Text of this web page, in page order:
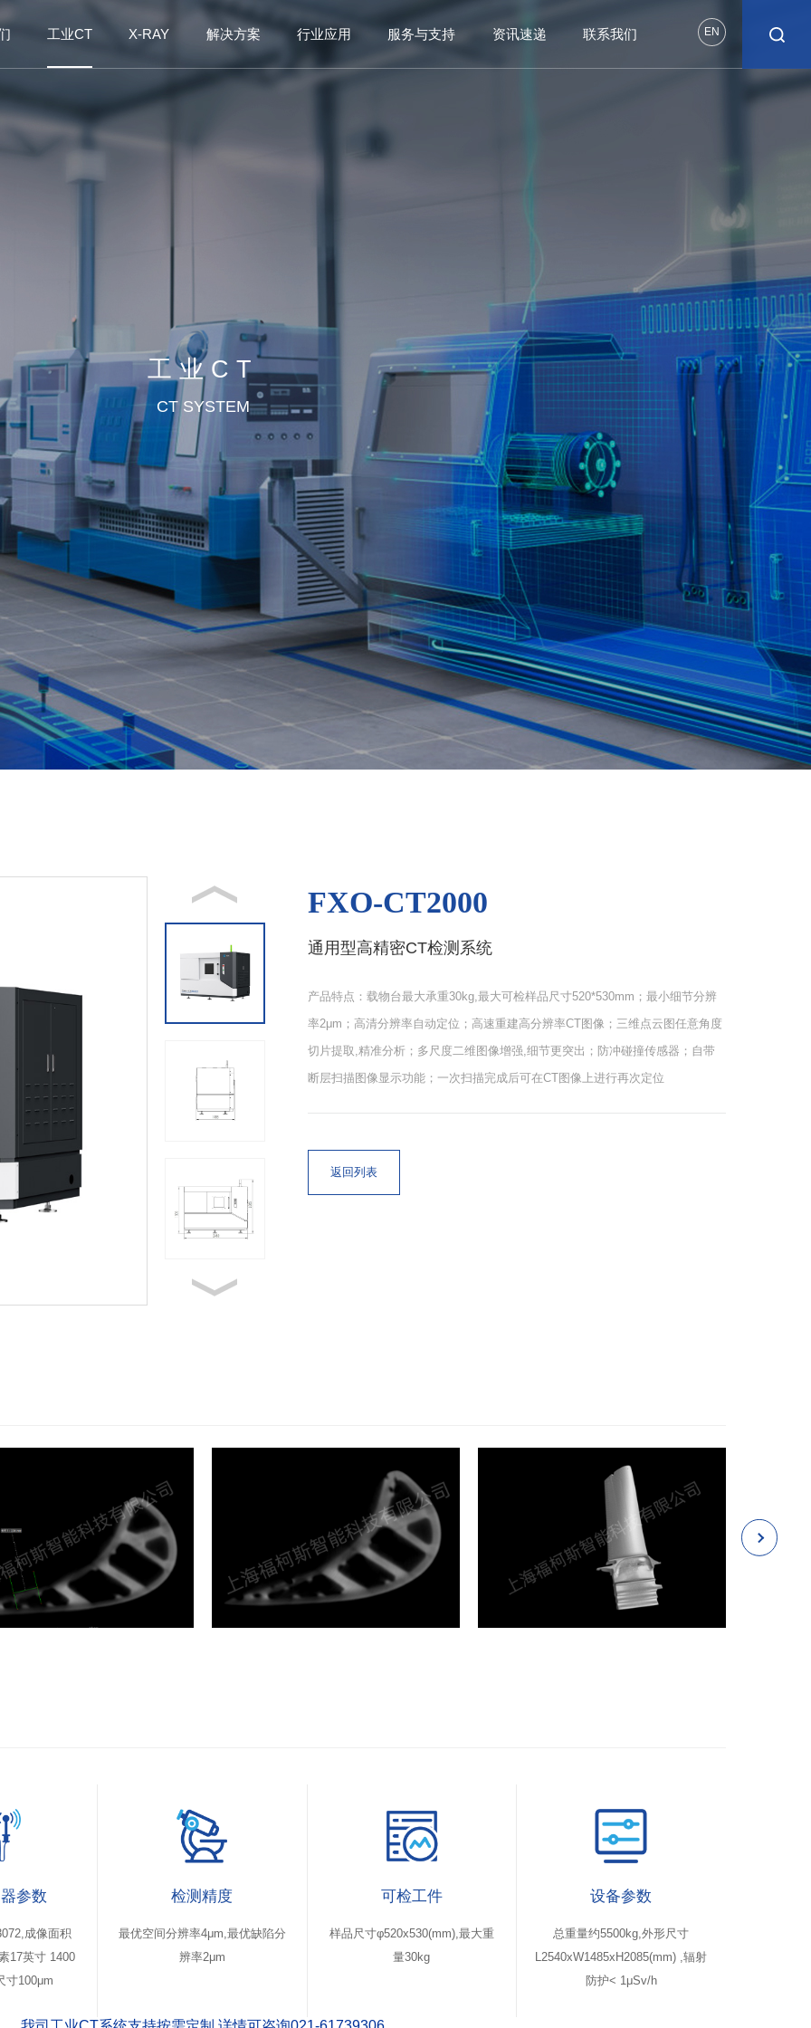
EN
工业CT X-RAY 解决方案 行业应用 服务与支持 资讯速递 联系我们
工业CT
CT SYSTEM
FXO-CT2000
通用型高精密CT检测系统
产品特点：载物台最大承重30kg,最大可检样品尺寸520*530mm；最小细节分辨
率2μm；高清分辨率自动定位；高速重建高分辨率CT图像；三维点云图任意角度
切片提取,精准分析；多尺度二维图像增强,细节更突出；防冲碰撞传感器；自带
断层扫描图像显示功能；一次扫描完成后可在CT图像上进行再次定位
返回列表
参数
成像面积
17英寸 1400
寸100μm
检测精度
最优空间分辨率4μm,最优缺陷分
辨率2μm
可检工件
样品尺寸φ520x530(mm),最大重
量30kg
设备参数
总重量约5500kg,外形尺寸
L2540xW1485xH2085(mm) ,辐射
防护< 1μSv/h